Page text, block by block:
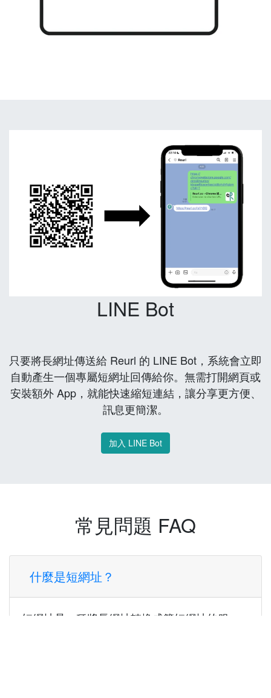
LINE Bot
只要將長網址傳送給 Reurl 的 LINE Bot，系統會立即
自動產生一個專屬短網址回傳給你。無需打開網頁或
安裝額外 App，就能快速縮短連結，讓分享更方便、
訊息更簡潔。
加入 LINE Bot
常見問題 FAQ
什麼是短網址？
短網址是一種將長網址轉換成簡短網址的服